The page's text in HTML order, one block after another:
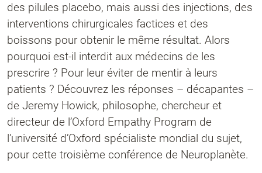
des pilules placebo, mais aussi des injections, des
interventions chirurgicales factices et des
boissons pour obtenir le même résultat. Alors
pourquoi est-il interdit aux médecins de les
prescrire ? Pour leur éviter de mentir à leurs
patients ? Découvrez les réponses – décapantes –
de Jeremy Howick, philosophe, chercheur et
directeur de l’Oxford Empathy Program de
l’université d’Oxford spécialiste mondial du sujet,
pour cette troisième conférence de Neuroplanète.